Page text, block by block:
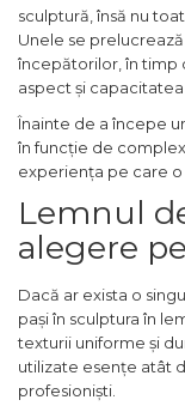
Pompa
Pompa Aer
Ulei Hidraulic
Troliu
Palan
Cheie & Adaptor
Carucior Scule
Auto
sculptură, însă nu
Unele se
începătorilor, în timp
aspect și
Înainte de a începe
în funcție de
experiența pe care o
Lemnul
alegere
Dacă ar exista o
pași în sculptura în
texturii uniforme și
utilizate esențe atât
profesioniști.